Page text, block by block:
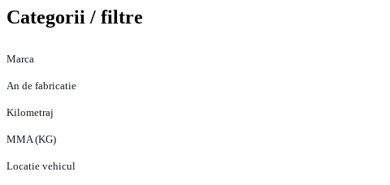
Categorii / filtre
Marca
An de fabricatie
Kilometraj
MMA (KG)
Locatie vehicul